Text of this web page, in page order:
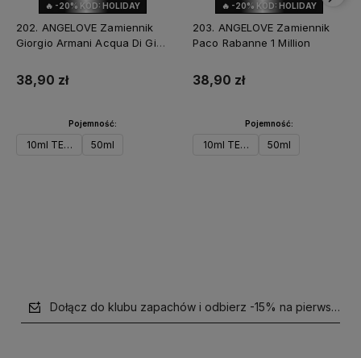
🔥 -20% KOD: HOLIDAY
202. ANGELOVE Zamiennik
Giorgio Armani Acqua Di Gio
38,90 zł
Pojemność:
10ml TESTER 50ml
🔥 -20% KOD: HOLIDAY
203. ANGELOVE Zamiennik
Paco Rabanne 1 Million
38,90 zł
Pojemność:
10ml TESTER 50ml
Dołącz do klubu zapachów i odbierz -15% na pierwsze